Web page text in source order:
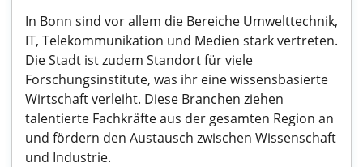
In Bonn sind vor allem die Bereiche Umwelttechnik,
IT, Telekommunikation und Medien stark vertreten.
Die Stadt ist zudem Standort für viele
Forschungsinstitute, was ihr eine wissensbasierte
Wirtschaft verleiht. Diese Branchen ziehen
talentierte Fachkräfte aus der gesamten Region an
und fördern den Austausch zwischen Wissenschaft
und Industrie.